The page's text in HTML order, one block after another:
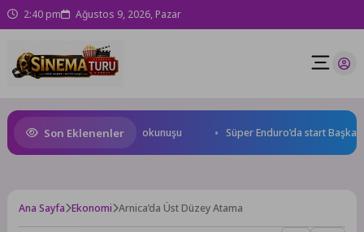
2:40 pm Ağustos 9, 2026, Pazar
Son Eklenenler
Caddesi’ne özel asfalt dokunuşu Süper Enduro’da start Başkan
Ana Sayfa Ekonomi Arnica’da Üst Düzey Atama